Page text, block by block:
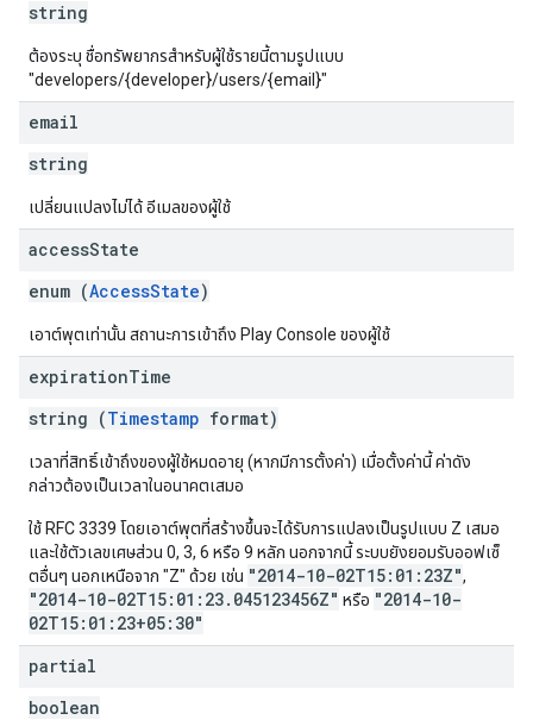
string
ต้องระบุ ชื่อทรัพยากรสำหรับผู้ใช้รายนี้ตามรูปแบบ
"developers/{developer}/users/{email}"
email
string
เปลี่ยนแปลงไม่ได้ อีเมลของผู้ใช้
accessState
enum (AccessState)
เอาต์พุตเท่านั้น สถานะการเข้าถึง Play Console ของผู้ใช้
expirationTime
string (Timestamp format)
เวลาที่สิทธิ์เข้าถึงของผู้ใช้หมดอายุ (หากมีการตั้งค่า) เมื่อตั้งค่านี้ ค่าดัง
กล่าวต้องเป็นเวลาในอนาคตเสมอ
ใช้ RFC 3339 โดยเอาต์พุตที่สร้างขึ้นจะได้รับการแปลงเป็นรูปแบบ Z เสมอ
และใช้ตัวเลขเศษส่วน 0, 3, 6 หรือ 9 หลัก นอกจากนี้ ระบบยังยอมรับออฟเซ็
ตอื่นๆ นอกเหนือจาก "Z" ด้วย เช่น "2014-10-02T15:01:23Z",
"2014-10-02T15:01:23.045123456Z" หรือ "2014-10-
02T15:01:23+05:30"
partial
boolean